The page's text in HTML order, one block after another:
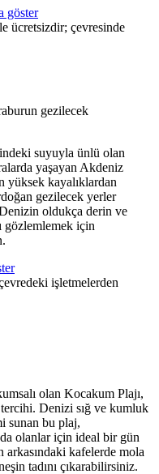
göster
ücretsizdir; çevresinde
suyuyla ünlü olan
yaşayan Akdeniz
yüksek kayalıklardan
gezilecek yerler
oldukça derin ve
gözlemlemek için
işletmelerden
olan Kocakum Plajı,
Denizi sığ ve kumluk
sunan bu plaj,
olanlar için ideal bir gün
arkasındaki kafelerde mola
tadını çıkarabilirsiniz.